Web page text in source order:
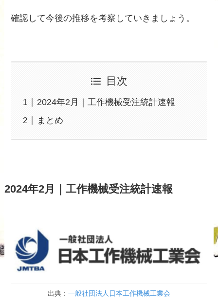
確認して今後の推移を考察していきましょう。
目次
2024年2月｜工作機械受注統計速報
まとめ
2024年2月｜工作機械受注統計速報
出典： 一般社団法人日本工作機械工業会